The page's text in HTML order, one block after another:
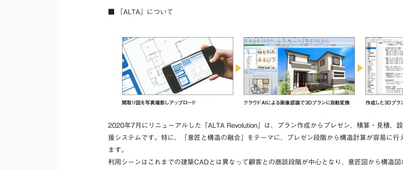
■ 「ALTA」について
2020年7月にリニューアルした「ALTA Revolution」は、プラン作成からプレゼン、積算・見積、
援システムです。特に、「意匠と構造の融合」をテーマに、プレゼン段階から構造計算が容易に
ます。
利用シーンはこれまでの建築CADとは異なって顧客との商談段階が中心となり、意匠図から構造